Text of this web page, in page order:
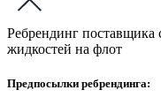
Ребрендинг поставщика
жидкостей на флот
Предпосылки ребрендинга: